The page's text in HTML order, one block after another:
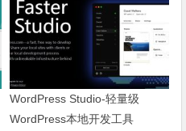
WordPress Studio-轻量级
WordPress本地开发工具